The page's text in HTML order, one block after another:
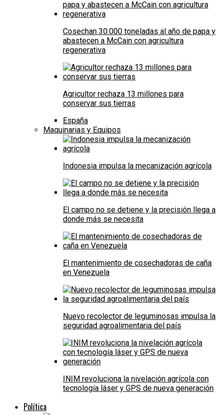
Cosechan 30.000 toneladas al año de papa y
abastecen a McCain con agricultura
regenerativa
Agricultor rechaza 13 millones para
conservar sus tierras
España
Maquinarias y Equipos
Indonesia impulsa la mecanización agrícola
El campo no se detiene y la precisión llega a
donde más se necesita
El mantenimiento de cosechadoras de caña
en Venezuela
Nuevo recolector de leguminosas impulsa la
seguridad agroalimentaria del país
INIM revoluciona la nivelación agrícola con
tecnología láser y GPS de nueva generación
Política